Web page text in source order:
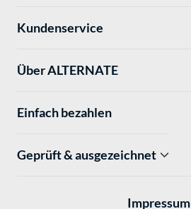
Kundenservice
Über ALTERNATE
Einfach bezahlen
Geprüft & ausgezeichnet
Impressum